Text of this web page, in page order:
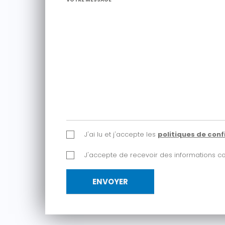
J'ai lu et j'accepte les politiques de
J'accepte de recevoir des informations